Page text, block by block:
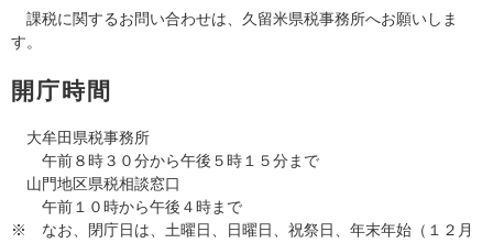
課税に関するお問い合わせは、久留米県税事務所へお願いしま
す。
開庁時間
大牟田県税事務所
午前８時３０分から午後５時１５分まで
山門地区県税相談窓口
午前１０時から午後４時まで
※ なお、閉庁日は、土曜日、日曜日、祝祭日、年末年始（１２月